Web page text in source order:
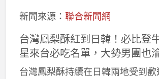
新聞來源： 聯合新聞網
台灣鳳梨酥紅到日韓！必比登
星來台必吃名單，大勢男團也
台灣鳳梨酥持續在日韓兩地受到